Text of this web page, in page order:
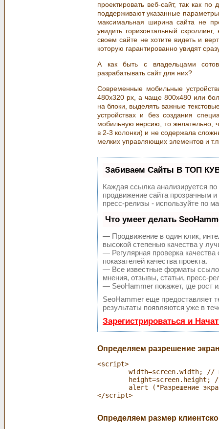
проектировать веб-сайт, так как
поддерживают указанные
максимальная ширина сайта не
увидить горизонтальный
своем сайте не хотите видеть и
которую гарантированно увидят
А как быть с владельцами
разрабатывать сайт для них?
Современные мобильные
480x320 px, а чаще 800x480 или
на блоки, выделять важные
устройствах и без создания
мобильную версию, то желательно,
в 2-3 колонки) и не содержала
мелких управляющих элементов и
Забиваем Сайты В ТОП
Каждая ссылка анализируется
продвижение сайта прозрачным
пресс-релизы - используйте по
Что умеет делать
— Продвижение в один клик,
высокой степенью качества у
— Регулярная проверка
показателей качества проекта.
— Все известные форматы
мнения, отзывы, статьи, пресс-
— SeoHammer покажет, где рост
SeoHammer еще предоставляет
результаты появляются уже в
Зарегистрироваться и
Определяем разрешение
<script>
Определяем размер